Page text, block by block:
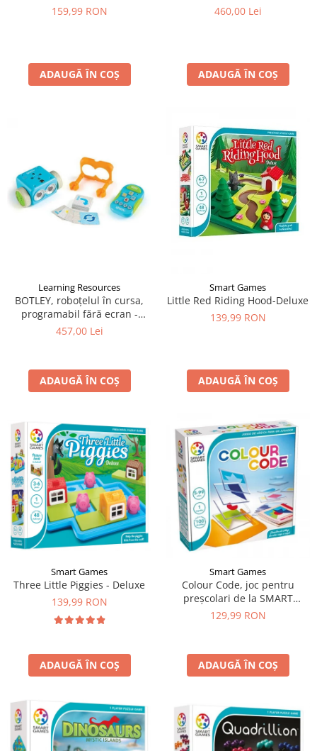
159,99 RON
ADAUGĂ ÎN COȘ
460,00 Lei
ADAUGĂ ÎN COȘ
Learning Resources
BOTLEY, roboțelul în cursa,
programabil fără ecran -
Learning Resources
457,00 Lei
ADAUGĂ ÎN COȘ
Smart Games
Little Red Riding Hood-Deluxe
139,99 RON
ADAUGĂ ÎN COȘ
Smart Games
Three Little Piggies - Deluxe
139,99 RON
ADAUGĂ ÎN COȘ
Smart Games
Colour Code, joc pentru
preșcolari de la SMART
GAMES
129,99 RON
ADAUGĂ ÎN COȘ